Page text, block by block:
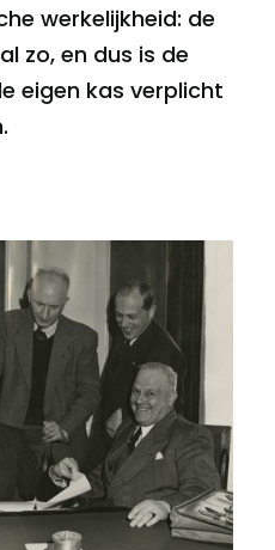
werkelijkheid: de
zo, en dus is de
eigen kas verplicht